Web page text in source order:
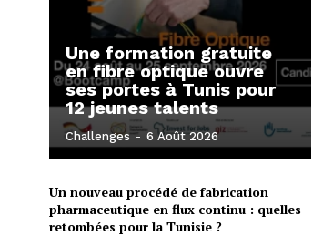
Une formation gratuite
en fibre optique ouvre
ses portes à Tunis pour
12 jeunes talents
Challenges - 6 Août 2026
Un nouveau procédé de fabrication
pharmaceutique en flux continu : quelles
retombées pour la Tunisie ?